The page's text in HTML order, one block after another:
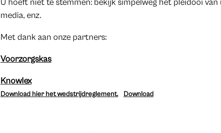
U hoeft niet te stemmen: bekijk simpelweg het pleidooi
media, enz.
Met dank aan onze partners:
Voorzorgskas
Knowlex
Download hier het wedstrijdreglement. Download